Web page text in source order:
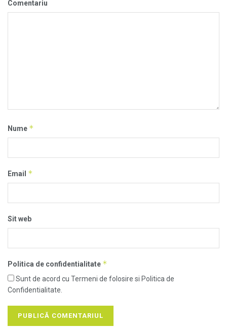
Comentariu
Nume *
Email *
Sit web
Politica de confidentialitate *
Sunt de acord cu Termeni de folosire si Politica de
Confidentialitate.